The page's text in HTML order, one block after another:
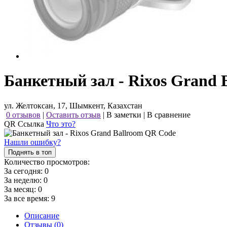
Банкетный зал - Rixos Grand
ул. Желтоксан, 17, Шымкент, Казахстан
0 отзывов | Оставить отзыв | В заметки | В сравнение
QR Ссылка Что это?
Нашли ошибку?
Поднять в топ
Количество просмотров:
За сегодня: 0
За неделю: 0
За месяц: 0
За все время: 9
Описание
Отзывы (0)